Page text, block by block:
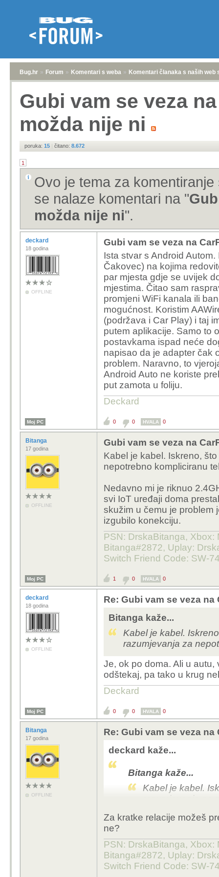
Bug.hr » Forum » Komentari s weba » Komentari članaka s naših web
Gubi vam se veza
možda nije ni
poruka: 15 | čitano: 8.672
1
Ovo je tema za
se nalaze komentari na "
možda nije ni".
deckard
18 godina
OFFLINE
Gubi vam se veza na
Ista stvar s Android
Čakovec) na kojima
par mjesta gdje se uvijek
mjestima. Čitao sam
promjeni WiFi kanala ili
mogućnost. Koristim
(podržava i Car Play) i taj
putem aplikacije. Samo to
postavkama ispad neće
napisao da je adapter čak
problem. Naravno, to
Android Auto ne koriste
put zamota u foliju.
Deckard
Moj PC 0 0 HVALA 0
Bitanga
17 godina
OFFLINE
Gubi vam se veza na
Kabel je kabel. Iskreno,
nepotrebno kompliciranu
Nedavno mi je riknuo
svi IoT uređaji doma
skužim u čemu je problem
izgubilo konekciju.
PSN: DrskaBitanga, Xbox:
Bitanga#2872, Uplay:
Switch Friend Code: SW-
Moj PC 1 0 HVALA 0
deckard
18 godina
OFFLINE
Re: Gubi vam se veza
Bitanga kaže...
Kabel je kabel.
razumjevanja za
Je, ok po doma. Ali u
odštekaj, pa tako u krug
Deckard
Moj PC 0 0 HVALA 0
Bitanga
17 godina
OFFLINE
Re: Gubi vam se veza
deckard kaže...
Bitanga kaže...
Kabel je kabel.
razumjevanja za
Je, ok po doma. Ali u
gnjavaža.
Za kratke relacije možeš
ne?
PSN: DrskaBitanga, Xbox:
Bitanga#2872, Uplay:
Switch Friend Code: SW-